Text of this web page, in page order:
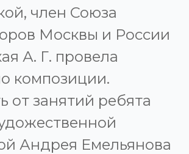
член Союза
Москвы и России
А. Г. провела
композиции.
от занятий ребята
Андрея Емельянова